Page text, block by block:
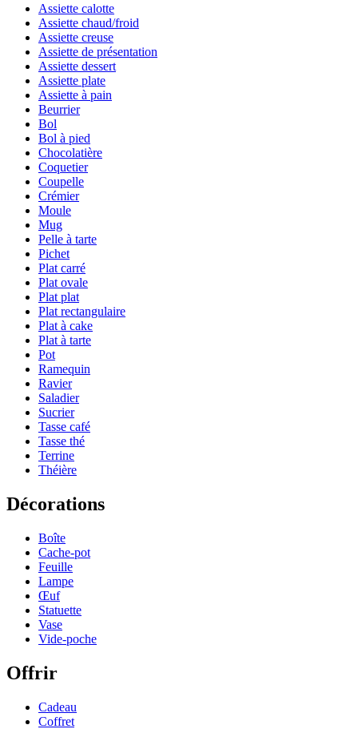
Assiette calotte
Assiette chaud/froid
Assiette creuse
Assiette de présentation
Assiette dessert
Assiette plate
Assiette à pain
Beurrier
Bol
Bol à pied
Chocolatière
Coquetier
Coupelle
Crémier
Moule
Mug
Pelle à tarte
Pichet
Plat carré
Plat ovale
Plat plat
Plat rectangulaire
Plat à cake
Plat à tarte
Pot
Ramequin
Ravier
Saladier
Sucrier
Tasse café
Tasse thé
Terrine
Théière
Décorations
Boîte
Cache-pot
Feuille
Lampe
Œuf
Statuette
Vase
Vide-poche
Offrir
Cadeau
Coffret